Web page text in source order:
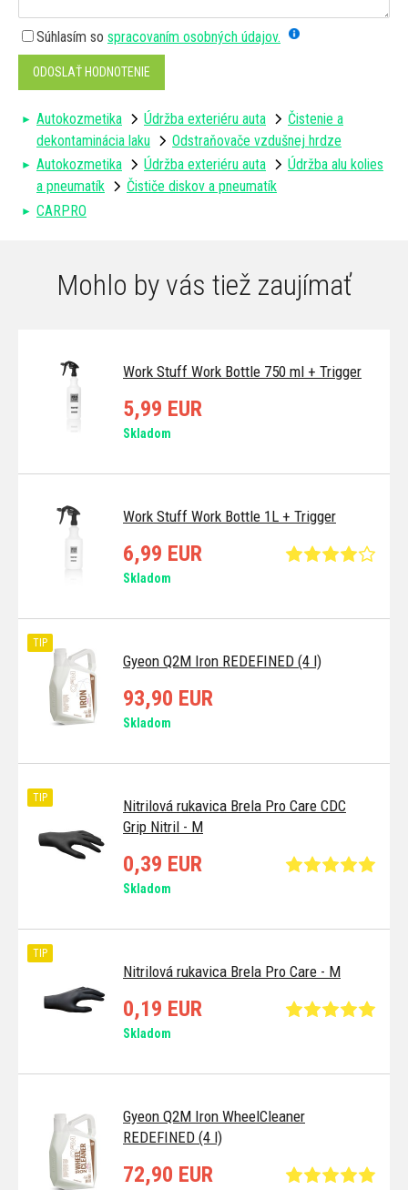
Súhlasím so spracovaním osobných údajov.
ODOSLAŤ HODNOTENIE
Autokozmetika Údržba exteriéru auta
Čistenie a
dekontaminácia laku
Odstraňovače vzdušnej hrdze
Autokozmetika
Údržba exteriéru auta
Údržba alu kolies
a pneumatík
Čističe diskov a pneumatík
CARPRO
Mohlo by vás tiež zaujímať
Work Stuff Work Bottle 750 ml + Trigger
5,99 EUR
Skladom
Work Stuff Work Bottle 1L + Trigger
6,99 EUR
Skladom
Gyeon Q2M Iron REDEFINED (4 l)
TIP
93,90 EUR
Skladom
Nitrilová rukavica Brela Pro Care CDC
Grip Nitril - M
TIP
0,39 EUR
Skladom
Nitrilová rukavica Brela Pro Care - M
TIP
0,19 EUR
Skladom
Gyeon Q2M Iron WheelCleaner
REDEFINED (4 l)
72,90 EUR